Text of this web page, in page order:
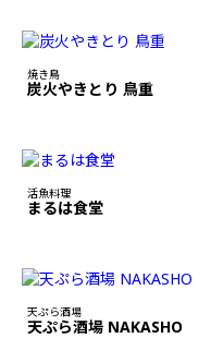
焼き鳥
炭火やきとり 鳥重
活魚料理
まるは食堂
天ぷら酒場
天ぷら酒場 NAKASHO